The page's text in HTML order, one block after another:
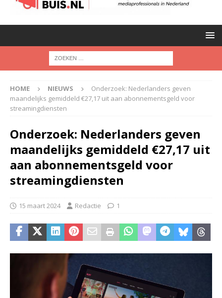
HOME NIEUWS
Onderzoek: Nederlanders geven
maandelijks gemiddeld €27,17 uit aan abonnementsgeld voor
streamingdiensten
Onderzoek: Nederlanders geven
maandelijks gemiddeld €27,17 uit
aan abonnementsgeld voor
streamingdiensten
15 maart 2024 Redactie 1